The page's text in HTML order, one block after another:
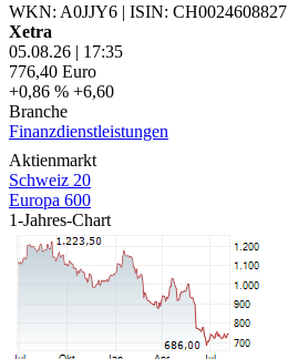
WKN: A0JJY6 | ISIN: CH0024608827
Xetra
05.08.26 | 17:35
776,40 Euro
+0,86 % +6,60
Branche
Finanzdienstleistungen
Aktienmarkt
Schweiz 20
Europa 600
1-Jahres-Chart